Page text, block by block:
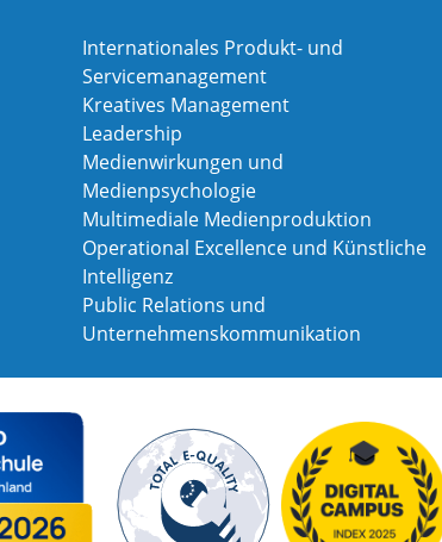
Internationales Produkt- und
Servicemanagement
Kreatives Management
Leadership
Medienwirkungen und
Medienpsychologie
Multimediale Medienproduktion
Operational Excellence und Künstliche
Intelligenz
Public Relations und
Unternehmenskommunikation